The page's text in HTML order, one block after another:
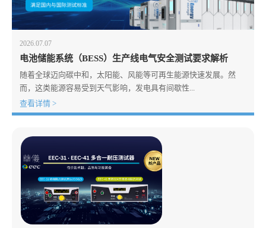
2026.07.07
电池储能系统（BESS）生产线电气安全测试要求解析
随着全球迈向碳中和，太阳能、风能等可再生能源快速发展。然
而，这类能源容易受到天气影响，发电具有间歇性...
查看详情 >